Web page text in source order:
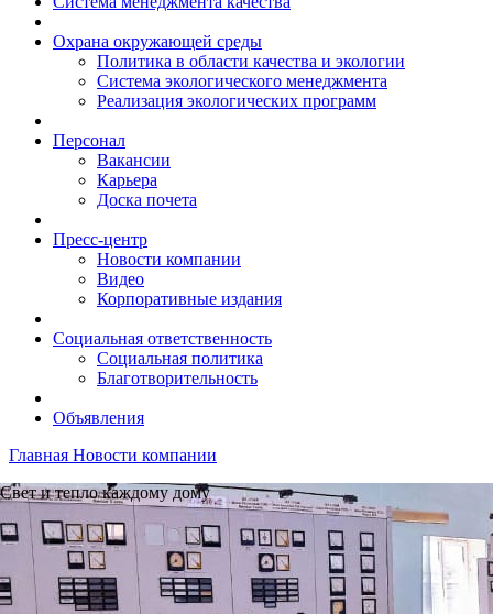
Охрана окружающей среды
Политика в области качества и экологии
Система экологического менеджмента
Реализация экологических программ
Персонал
Вакансии
Карьера
Доска почета
Пресс-центр
Новости компании
Видео
Корпоративные издания
Социальная ответственность
Социальная политика
Благотворительность
Объявления
Главная Новости компании
Свет и тепло каждому дому